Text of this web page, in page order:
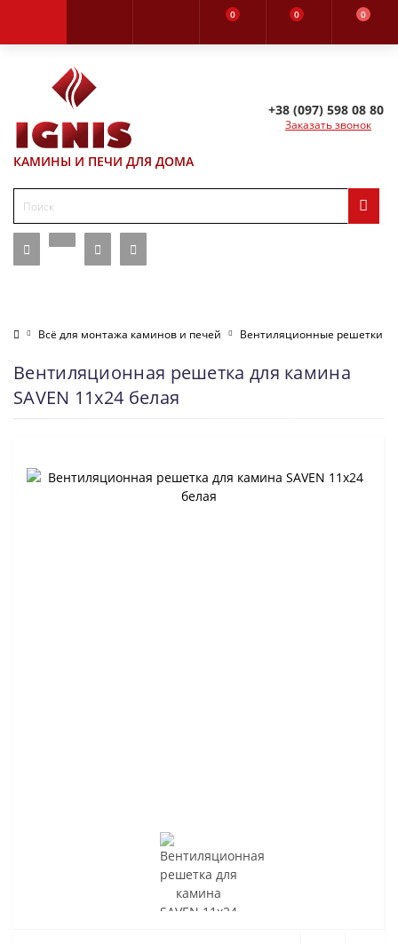
0 0 0
КАМИНЫ И ПЕЧИ ДЛЯ ДОМА
+38 (097) 598 08 80
Заказать звонок
Всё для монтажа каминов и печей Вентиляционные решетки
Вентиляционная решетка для камина
SAVEN 11х24 белая